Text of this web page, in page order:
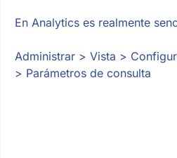
En Analytics es realmente
Administrar > Vista >
> Parámetros de consulta